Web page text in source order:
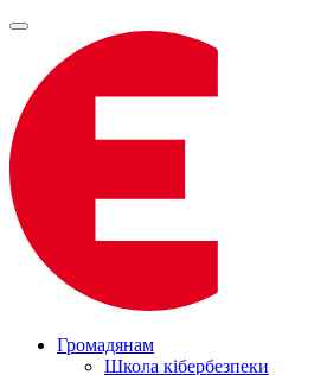
Громадянам
Школа кібербезпеки